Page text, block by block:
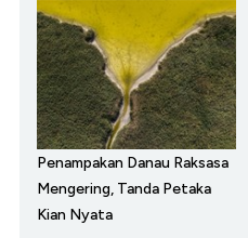
Penampakan Danau Raksasa
Mengering, Tanda Petaka
Kian Nyata